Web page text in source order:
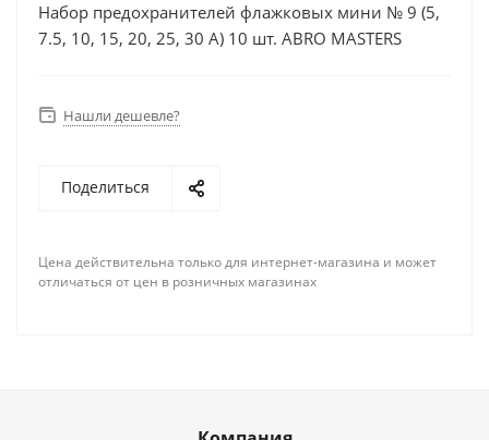
Набор предохранителей флажковых мини № 9 (5,
7.5, 10, 15, 20, 25, 30 А) 10 шт. ABRO MASTERS
Нашли дешевле?
Поделиться
Цена действительна только для интернет-магазина и может
отличаться от цен в розничных магазинах